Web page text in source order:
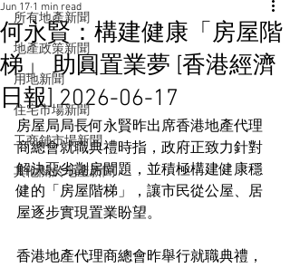
所有地產新聞
地產政策新聞
用地新聞
住宅市場新聞
工商舖市場新聞
其他關於地產新聞
何永賢：構建健康「房屋階
梯」 助圓置業夢 [香港經濟
日報] 2026-06-17
Jun 17 1 min read
房屋局局長何永賢昨出席香港地產代理
商總會就職典禮時指，政府正致力針對
解決惡劣劏房問題，並積極構建健康穩
健的「房屋階梯」，讓市民從公屋、居
屋逐步實現置業盼望。
香港地產代理商總會昨舉行就職典禮，